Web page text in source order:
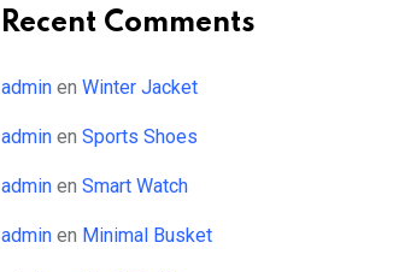
Recent Comments
admin en Winter Jacket
admin en Sports Shoes
admin en Smart Watch
admin en Minimal Busket